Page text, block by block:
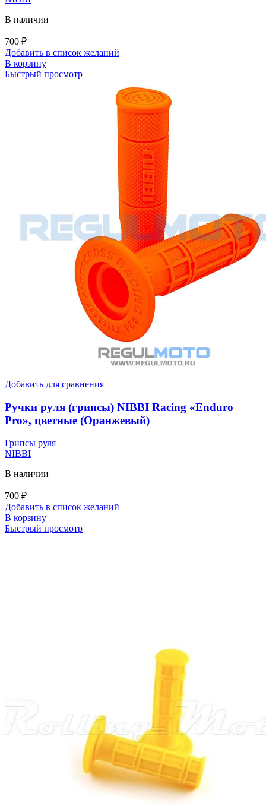
В наличии
700 ₽
Добавить в список желаний
В корзину
Быстрый просмотр
Добавить для сравнения
Ручки руля (грипсы) NIBBI Racing «Enduro
Pro», цветные (Оранжевый)
Грипсы руля
NIBBI
В наличии
700 ₽
Добавить в список желаний
В корзину
Быстрый просмотр